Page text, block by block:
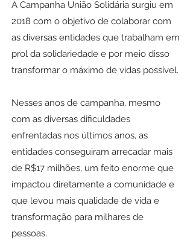
A Campanha União Solidária surgiu em
2018 com o objetivo de colaborar com
as diversas entidades que trabalham em
prol da solidariedade e por meio disso
transformar o máximo de vidas possível.
Nesses anos de campanha, mesmo
com as diversas dificuldades
enfrentadas nos últimos anos, as
entidades conseguiram arrecadar mais
de R$17 milhões, um feito enorme que
impactou diretamente a comunidade e
que levou mais qualidade de vida e
transformação para milhares de
pessoas.